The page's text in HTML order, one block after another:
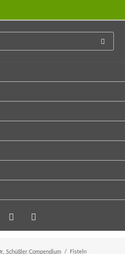
Veranstaltungen
Newsletter
Schüßler Compendium Fisteln